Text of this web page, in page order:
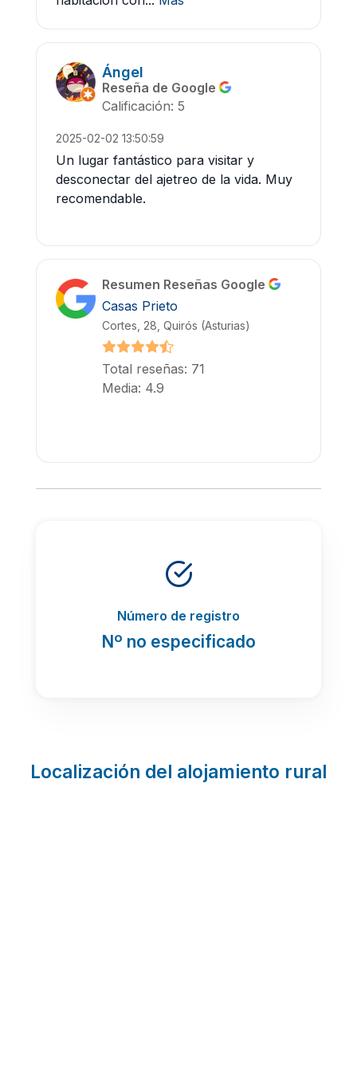
Ángel
Reseña de Google
Calificación: 5
2025-02-02 13:50:59
Un lugar fantástico para visitar y
desconectar del ajetreo de la vida. Muy
recomendable.
Resumen Reseñas Google
Casas Prieto
Cortes, 28, Quirós (Asturias)
Total reseñas: 71
Media: 4.9
Número de registro
Nº no especificado
Localización del alojamiento rural